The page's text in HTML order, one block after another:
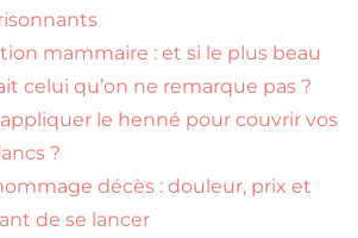
mammaire : et si le plus beau
celui qu’on ne remarque pas ?
le henné pour couvrir vos
?
décès : douleur, prix et
de se lancer